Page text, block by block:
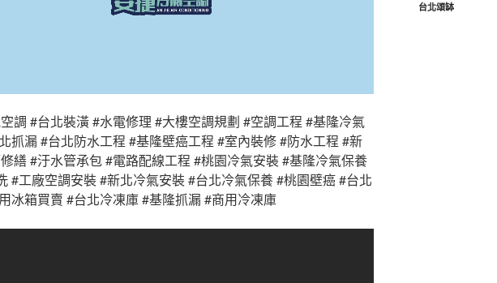
調 #台北裝潢 #水電修理 #大樓空調規劃 #空調工程 #基隆冷氣
抓漏 #台北防水工程 #基隆壁癌工程 #室內裝修 #防水工程 #新
繕 #汙水管承包 #電路配線工程 #桃園冷氣安裝 #基隆冷氣保養
#工廠空調安裝 #新北冷氣安裝 #台北冷氣保養 #桃園壁癌 #台北
冰箱買賣 #台北冷凍庫 #基隆抓漏 #商用冷凍庫
台北頌缽